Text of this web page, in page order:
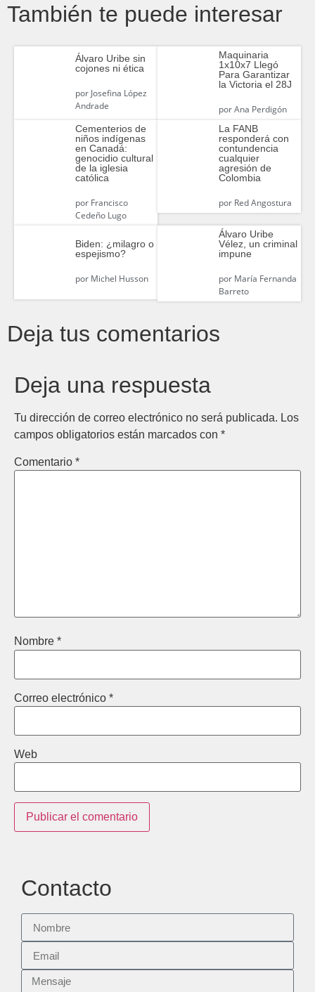
También te puede interesar
Álvaro Uribe sin
cojones ni ética
porJosefina López
Andrade
Maquinaria
1x10x7 Llegó
Para Garantizar
la Victoria el 28J
porAna Perdigón
Cementerios de
niños indígenas
en Canadá:
genocidio cultural
de la iglesia
católica
porFrancisco
Cedeño Lugo
La FANB
responderá con
contundencia
cualquier
agresión de
Colombia
porRed Angostura
Biden: ¿milagro o
espejismo?
porMichel Husson
Álvaro Uribe
Vélez, un criminal
impune
porMaría Fernanda
Barreto
Deja tus comentarios
Deja una respuesta
Tu dirección de correo electrónico no será publicada. Los
campos obligatorios están marcados con *
Comentario *
Nombre *
Correo electrónico *
Web
Contacto